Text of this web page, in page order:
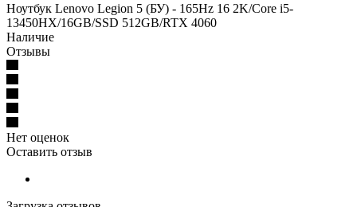
Ноутбук Lenovo Legion 5 (БУ) - 165Hz 16 2K/Core i5-
13450HX/16GB/SSD 512GB/RTX 4060
Наличие
Отзывы
Нет оценок
Оставить отзыв